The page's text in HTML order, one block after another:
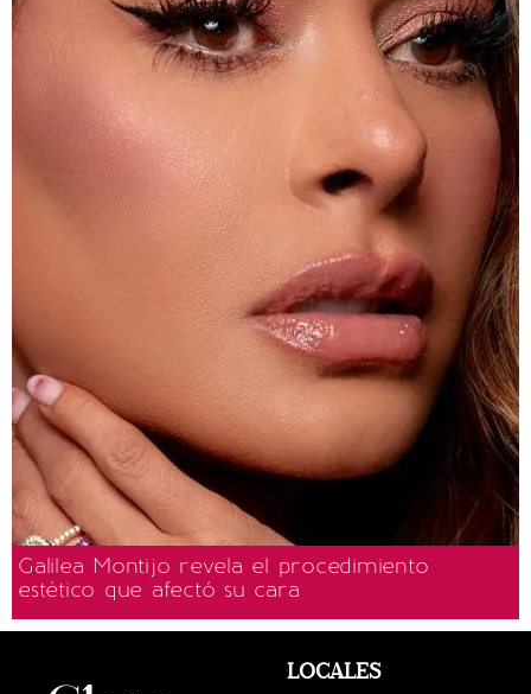
Galilea Montijo revela el procedimiento
estético que afectó su cara
LOCALES